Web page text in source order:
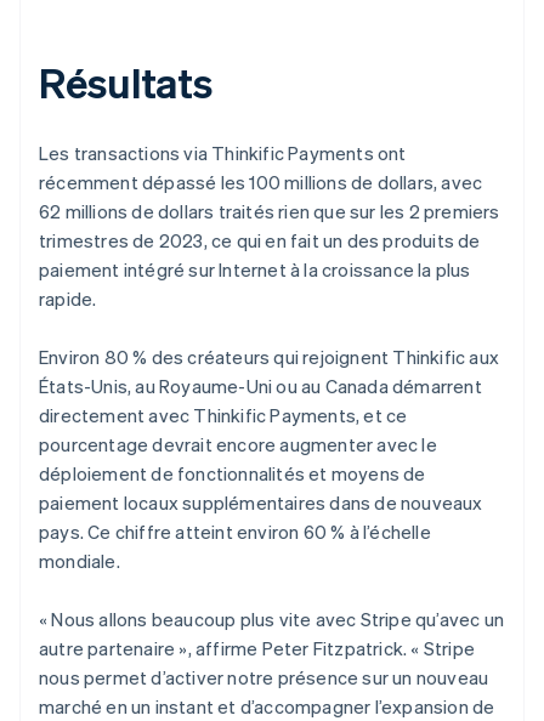
Résultats
Les transactions via Thinkific Payments ont
récemment dépassé les 100 millions de dollars, avec
62 millions de dollars traités rien que sur les 2 premiers
trimestres de 2023, ce qui en fait un des produits de
paiement intégré sur Internet à la croissance la plus
rapide.
Environ 80 % des créateurs qui rejoignent Thinkific aux
États-Unis, au Royaume-Uni ou au Canada démarrent
directement avec Thinkific Payments, et ce
pourcentage devrait encore augmenter avec le
déploiement de fonctionnalités et moyens de
paiement locaux supplémentaires dans de nouveaux
pays. Ce chiffre atteint environ 60 % à l’échelle
mondiale.
« Nous allons beaucoup plus vite avec Stripe qu’avec un
autre partenaire », affirme Peter Fitzpatrick. « Stripe
nous permet d’activer notre présence sur un nouveau
marché en un instant et d’accompagner l’expansion de